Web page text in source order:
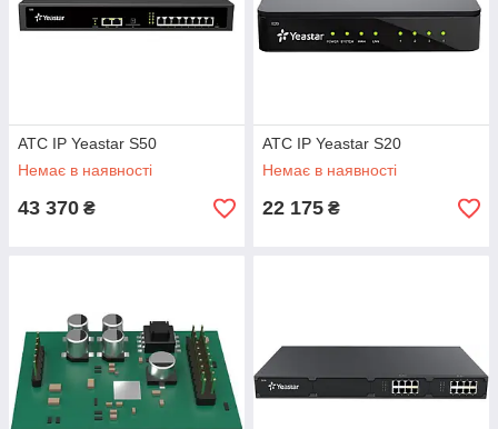
АТС IP Yeastar S50
Немає в наявності
43 370 ₴
АТС IP Yeastar S20
Немає в наявності
22 175 ₴